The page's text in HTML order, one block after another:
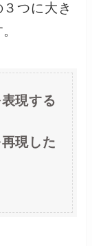
つに大き
現する
現した